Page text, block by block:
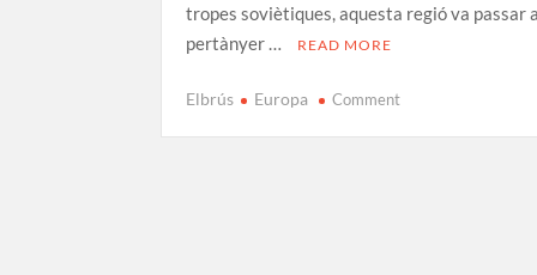
tropes soviètiques, aquesta regió va passar a
pertànyer …
READ MORE
Elbrús Europa Commenton